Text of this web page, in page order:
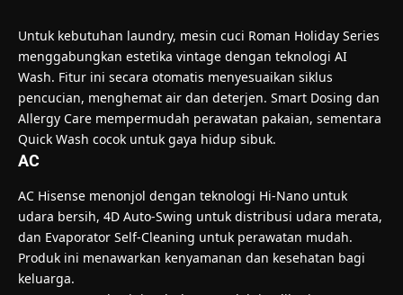
Untuk kebutuhan laundry, mesin cuci Roman Holiday Series
menggabungkan estetika vintage dengan teknologi AI
Wash. Fitur ini secara otomatis menyesuaikan siklus
pencucian, menghemat air dan deterjen. Smart Dosing dan
Allergy Care mempermudah perawatan pakaian, sementara
Quick Wash cocok untuk gaya hidup sibuk.
AC
AC Hisense menonjol dengan teknologi Hi-Nano untuk
udara bersih, 4D Auto-Swing untuk distribusi udara merata,
dan Evaporator Self-Cleaning untuk perawatan mudah.
Produk ini menawarkan kenyamanan dan kesehatan bagi
keluarga.